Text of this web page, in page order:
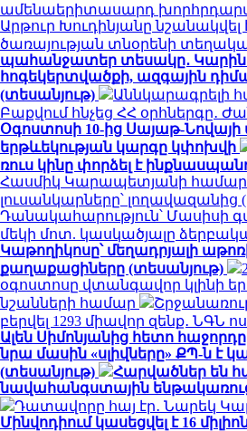
ամենաերիտասարդ
Արթուր Խուդինյանը
ծառայության տնօրենի
պահանջատեր տեսակը․ Կարինե
հոգեկերտվածքի, ազգային
(տեսանյութ)
Աննկարագրելի
Բաքվում հնչեց ՀՀ օրհներգը․
Օգոստոսի 10-ից Սայաթ-Նովայի
երթևեկության կարգը կփոխվի
ռուս կինը փորձել է
Հասմիկ Կարապետյանի
լուսանկարները՝ լողավազանից
Դանակահարություն՝ Մասիսի
մեկի մոտ. կասկածյալը
Կաթողիկոսը՝ մեղադրյալի
քաղաքացիները (տեսանյութ)
օգոստոսը վտանգավոր կլինի
նշանների համար
բերվել 1293 միավոր զենք․ ՆԳՆ
Ալեն Սիմոնյանից հետո հաջորդը
նրա մասին «սլիվները» ՔՊ-ն է
(տեսանյութ)
Հարվածներ են
նավահանգստային
Դատավորը հայ էր․ Նարեկ
Մինվոդիում կասեցվել է 16 միլիոն